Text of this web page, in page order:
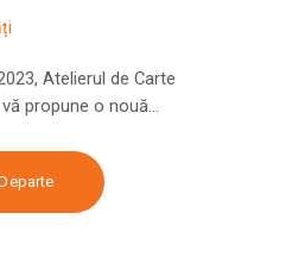
Atelierul de Carte
propune o nouă…